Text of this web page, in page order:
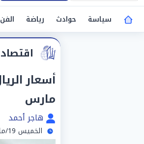
سياسة
حوادث رياضة الفن
اقتصاد
مارس
هاجر أحمد
الخميس 19/مارس/2026 - 11:30 ص